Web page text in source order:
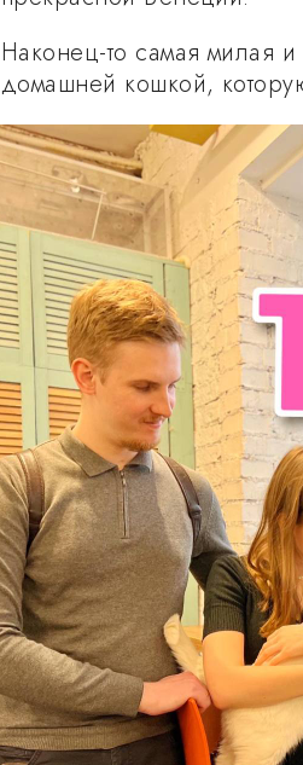
Наконец-то самая милая
домашней кошкой,